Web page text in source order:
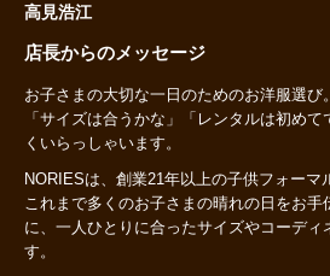
高見浩江
店長からのメッセージ
お子さまの大切な一日のためのお洋服選び。
「サイズは合うかな」「レンタルは初め
くいらっしゃいます。
NORIESは、創業21年以上の子供フォーマ
これまで多くのお子さまの晴れの日をお手
に、一人ひとりに合ったサイズやコーディ
す。